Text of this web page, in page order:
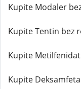
Kupite Modaler
Kupite Tentin bez
Kupite
Kupite